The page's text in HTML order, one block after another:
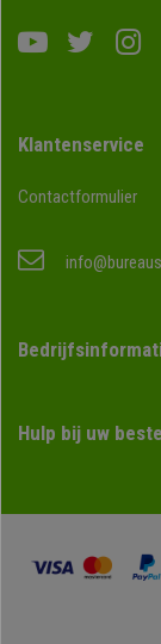
Klantenservice
Contactformulier
Hulp bij uw